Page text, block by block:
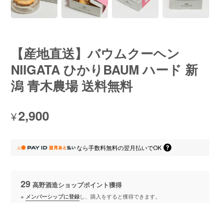
【産地直送】バウムクーヘン
NIIGATA ひかりBAUM ハード 新
潟 青木農場 送料無料
¥2,900
なら手数料無料の翌月払いでOK
29 高野酒造ショップポイント獲得
※ メンバーシップに登録し、購入をすると獲得できます。